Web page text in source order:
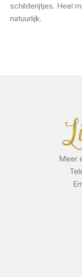
schilderijtjes. Heel
natuurlijk.
Meer